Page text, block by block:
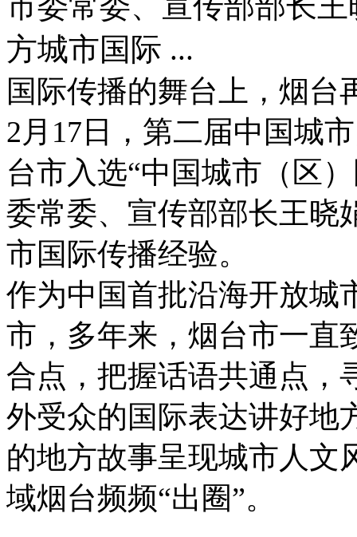
方城市国际 ...
国际传播的舞台上，烟
2月17日，第二届中国城
台市入选“中国城市（区
委常委、宣传部部长王晓
市国际传播经验。
作为中国首批沿海开放城
市，多年来，烟台市一直
合点，把握话语共通点，
外受众的国际表达讲好地
的地方故事呈现城市人文
域烟台频频“出圈”。